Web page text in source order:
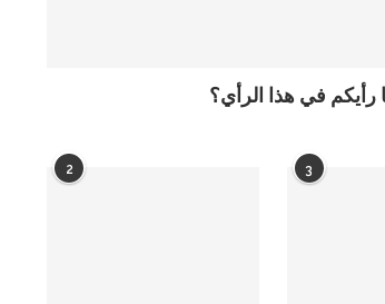
رأيكم في هذا الرأي؟
2 3